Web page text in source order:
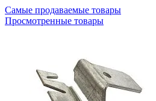
Самые продаваемые товары
Просмотренные товары